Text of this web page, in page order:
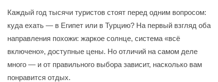
Каждый год тысячи туристов стоят перед одним вопросом:
куда ехать — в Египет или в Турцию? На первый взгляд оба
направления похожи: жаркое солнце, система «всё
включено», доступные цены. Но отличий на самом деле
много — и от правильного выбора зависит, насколько вам
понравится отдых.